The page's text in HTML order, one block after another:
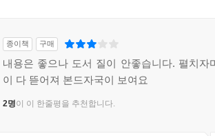
종이책 구매
내용은 좋으나 도서 질이 안좋습니다. 펼치자
이 다 뜯어져 본드자국이 보여요
2명이 이 한줄평을 추천합니다.